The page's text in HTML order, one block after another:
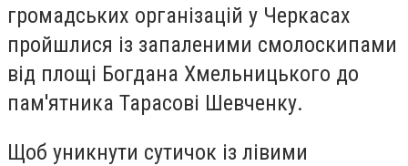
громадських організацій у Черкасах
пройшлися із запаленими смолоскипами
від площі Богдана Хмельницького до
пам'ятника Тарасові Шевченку.
Щоб уникнути сутичок із лівими